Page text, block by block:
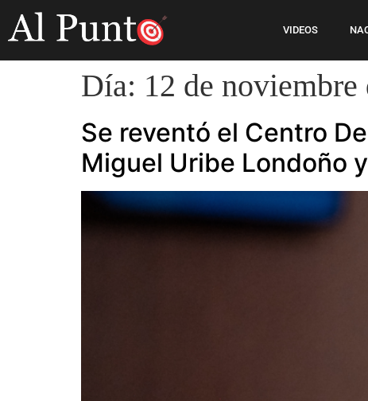
VIDEOS
Día: 12 de noviembre
Se reventó el Centro
Miguel Uribe Londoño